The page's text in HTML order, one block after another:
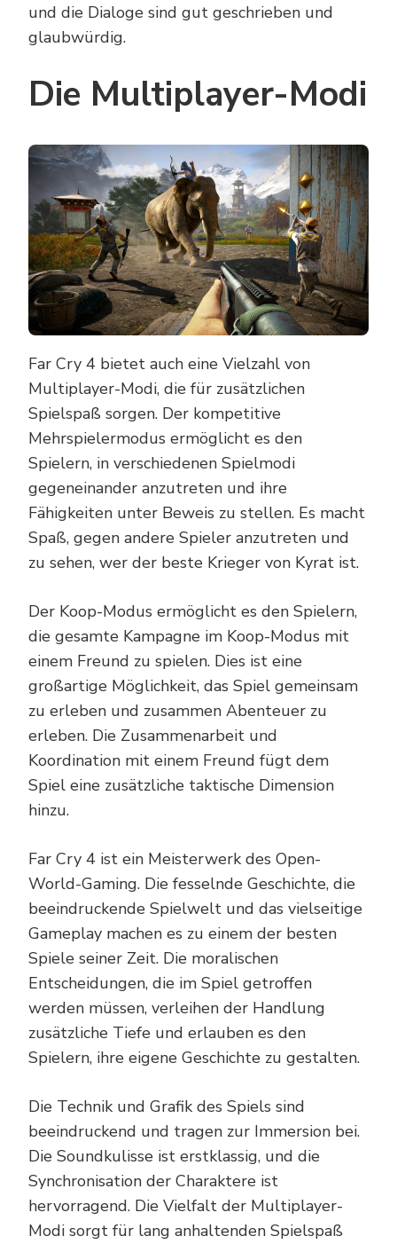
und die Dialoge sind gut geschrieben und
glaubwürdig.
Die Multiplayer-Modi
Far Cry 4 bietet auch eine Vielzahl von
Multiplayer-Modi, die für zusätzlichen
Spielspaß sorgen. Der kompetitive
Mehrspielermodus ermöglicht es den
Spielern, in verschiedenen Spielmodi
gegeneinander anzutreten und ihre
Fähigkeiten unter Beweis zu stellen. Es macht
Spaß, gegen andere Spieler anzutreten und
zu sehen, wer der beste Krieger von Kyrat ist.
Der Koop-Modus ermöglicht es den Spielern,
die gesamte Kampagne im Koop-Modus mit
einem Freund zu spielen. Dies ist eine
großartige Möglichkeit, das Spiel gemeinsam
zu erleben und zusammen Abenteuer zu
erleben. Die Zusammenarbeit und
Koordination mit einem Freund fügt dem
Spiel eine zusätzliche taktische Dimension
hinzu.
Far Cry 4 ist ein Meisterwerk des Open-
World-Gaming. Die fesselnde Geschichte, die
beeindruckende Spielwelt und das vielseitige
Gameplay machen es zu einem der besten
Spiele seiner Zeit. Die moralischen
Entscheidungen, die im Spiel getroffen
werden müssen, verleihen der Handlung
zusätzliche Tiefe und erlauben es den
Spielern, ihre eigene Geschichte zu gestalten.
Die Technik und Grafik des Spiels sind
beeindruckend und tragen zur Immersion bei.
Die Soundkulisse ist erstklassig, und die
Synchronisation der Charaktere ist
hervorragend. Die Vielfalt der Multiplayer-
Modi sorgt für lang anhaltenden Spielspaß